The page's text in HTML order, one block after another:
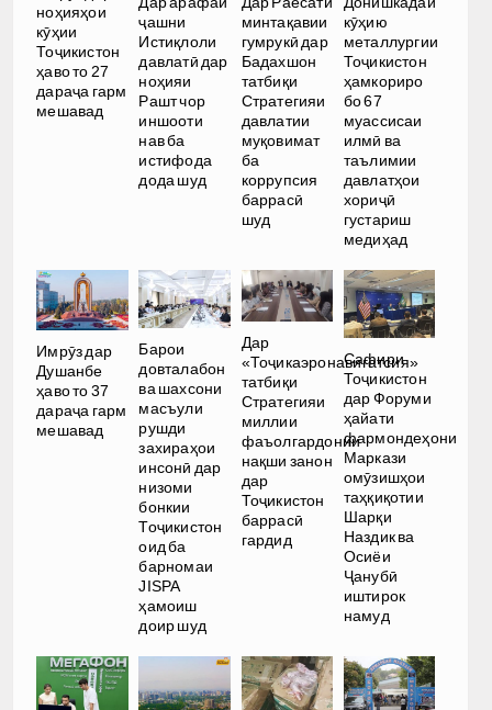
ноҳияҳои
кӯҳии
Тоҷикистон
ҳаво то 27
дараҷа гарм
мешавад
ҷашни
Истиқлоли
давлатӣ дар
ноҳияи
Рашт чор
иншооти
нав ба
истифода
дода шуд
минтақавии
гумрукӣ дар
Бадахшон
татбиқи
Стратегияи
давлатии
муқовимат
ба
коррупсия
баррасӣ
шуд
кӯҳию
металлургии
Тоҷикистон
ҳамкориро
бо 67
муассисаи
илмӣ ва
таълимии
давлатҳои
хориҷӣ
густариш
медиҳад
Имрӯз дар
Душанбе
ҳаво то 37
дараҷа гарм
мешавад
Барои
довталабон
ва шахсони
масъули
рушди
захираҳои
инсонӣ дар
низоми
бонкии
Тоҷикистон
оид ба
барномаи
JISPA
ҳамоиш
доир шуд
Дар
«Тоҷикаэронавигатсия»
татбиқи
Стратегияи
миллии
фаъолгардонии
нақши занон
дар
Тоҷикистон
баррасӣ
гардид
Сафири
Тоҷикистон
дар Форуми
ҳайати
фармондеҳони
Маркази
омӯзишҳои
таҳқиқотии
Шарқи
Наздик ва
Осиёи
Ҷанубӣ
иштирок
намуд